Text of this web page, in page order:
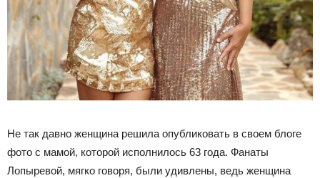
Не так давно женщина решила опубликовать в своем блоге
фото с мамой, которой исполнилось 63 года. Фанаты
Лопыревой, мягко говоря, были удивлены, ведь женщина